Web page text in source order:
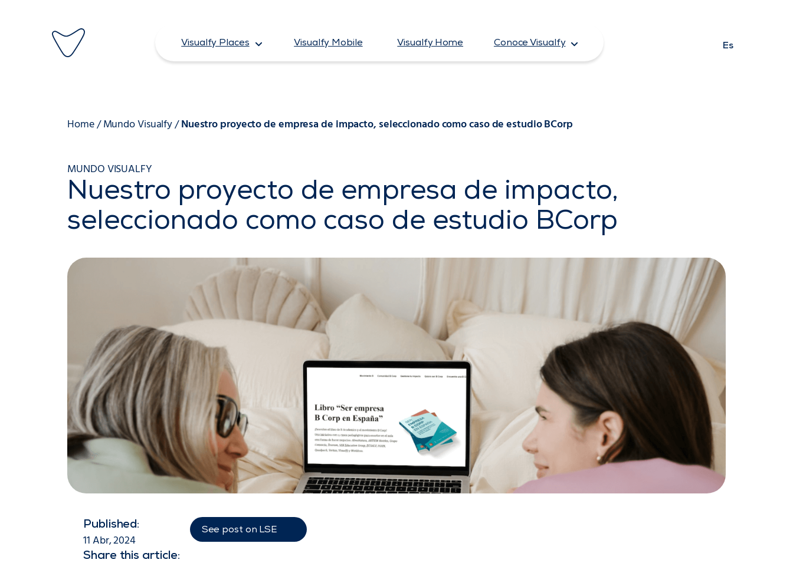
contenido
Visualfy Places Visualfy Mobile Visualfy Home Conoce Visualfy Es
Home/Mundo Visualfy/Nuestro proyecto de empresa de impacto, seleccionado como caso de estudio BCorp
MUNDO VISUALFY
Nuestro proyecto de empresa de impacto,
seleccionado como caso de estudio BCorp
Published:
11 Abr, 2024
Share this article:
See post on LSE